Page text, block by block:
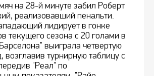
на 28-й минуте забил Роберт
реализовавший пенальти.
лидирует в гонке
текущего сезона с 20 голами в
выиграла четвертую
возглавив турнирную таблицу с
"Реал" по